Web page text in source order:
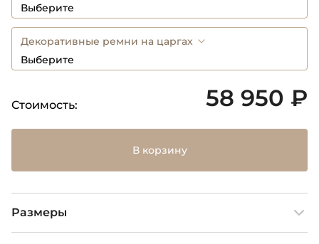
Выберите
Декоративные ремни на царгах
Выберите
Стоимость: 58 950 ₽
В корзину
Размеры